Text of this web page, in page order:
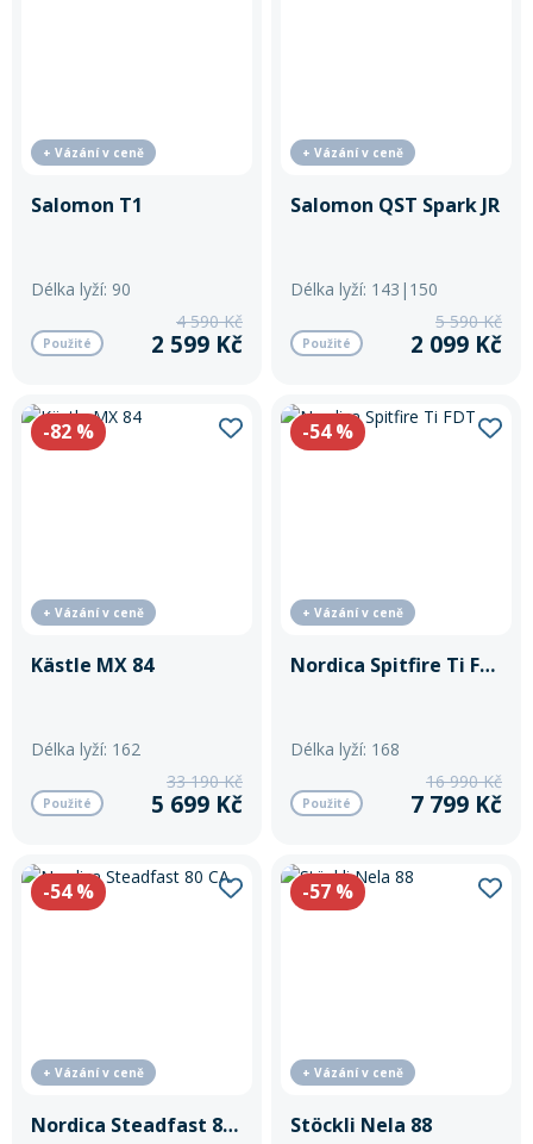
+ Vázání v ceně
Salomon T1
Délka lyží: 90
Použité
4 590 Kč
2 599 Kč
+ Vázání v ceně
Salomon QST Spark JR
Délka lyží: 143|150
Použité
5 590 Kč
2 099 Kč
-82 %
+ Vázání v ceně
Kästle MX 84
Délka lyží: 162
Použité
33 190 Kč
5 699 Kč
-54%
+ Vázání v ceně
Nordica Spitfire Ti FDT
Délka lyží: 168
Použité
16 990 Kč
7 799 Kč
-54%
+ Vázání v ceně
Nordica Steadfast 80 CA
-57 %
+ Vázání v ceně
Stöckli Nela 88